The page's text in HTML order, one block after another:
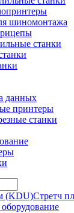
шиномонтажа
станки
данных
принтеры
станки
(KDU)Стретч